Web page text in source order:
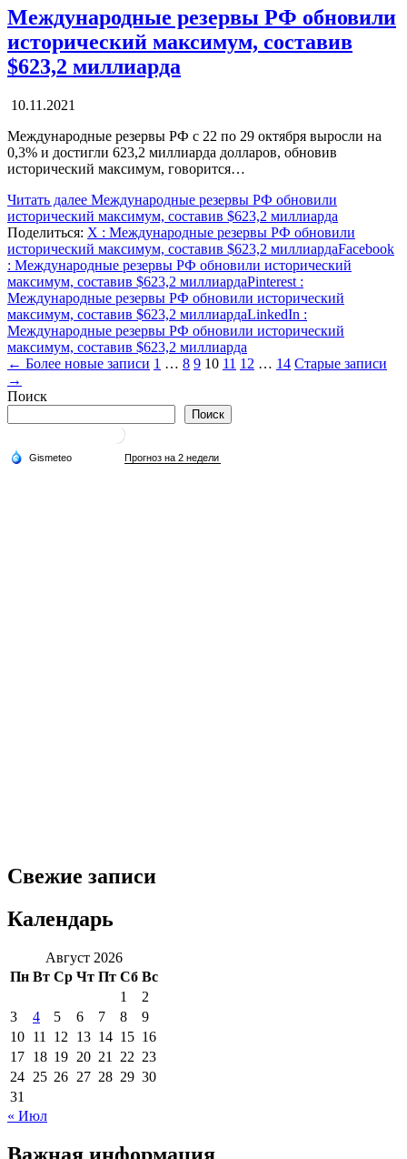
Международные резервы РФ обновили
исторический максимум, составив
$623,2 миллиарда
10.11.2021
Международные резервы РФ с 22 по 29 октября выросли на
0,3% и достигли 623,2 миллиарда долларов, обновив
исторический максимум, говорится…
Читать далее Международные резервы РФ обновили
исторический максимум, составив $623,2 миллиарда
Поделиться: X : Международные резервы РФ обновили
исторический максимум, составив $623,2 миллиардаFacebook
: Международные резервы РФ обновили исторический
максимум, составив $623,2 миллиардаPinterest :
Международные резервы РФ обновили исторический
максимум, составив $623,2 миллиардаLinkedIn :
Международные резервы РФ обновили исторический
максимум, составив $623,2 миллиарда
Пагинация
записей
← Более новые записи 1 … 8 9 10 11 12 … 14 Старые записи
→
Поиск
Поиск
Свежие записи
Календарь
Август 2026
Пн Вт Ср Чт Пт Сб Вс
1
2
3
4 5 6 7 8
9
10 11 12 13 14 15 16
17 18 19 20 21 22 23
24 25 26 27 28 29 30
31
« Июл
Важная информация